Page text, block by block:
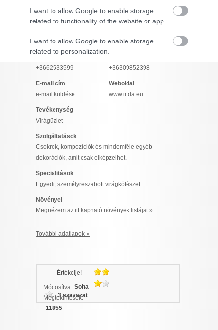
I want to allow Google to enable storage
related to functionality of the website or app.
I want to allow Google to enable storage
related to personalization.
I want to allow Google to enable storage
related to security, including authentication
functionality and fraud prevention, and other
CONFIRM
Data Deletion
Csongrád megye
+3662533599
+36309852398
E-mail cím
e-mail küldése...
Weboldal
www.inda.eu
Tevékenység
Virágüzlet
Szolgáltatások
Csokrok, kompozíciók és mindemféle egyéb
dekorációk, amit csak elképzelhet.
Specialitások
Egyedi, személyreszabott virágkötészet.
Növényei
Megnézem az itt kapható növények listáját »
További adatlapok »
Értékelje!
3 szavazat
Módosítva: Soha
Megtekintések:
11855